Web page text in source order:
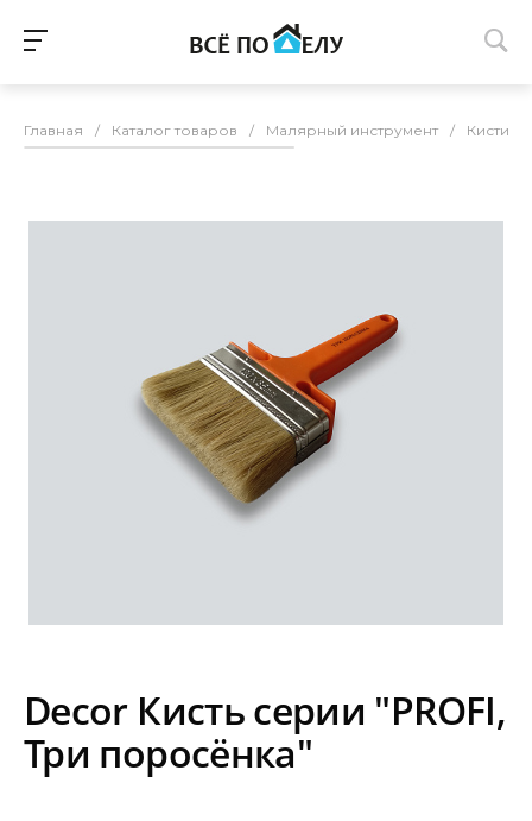
Главная / Каталог товаров / Малярный инструмент / Кисти
Decor Кисть серии "PROFI,
Три поросёнка"